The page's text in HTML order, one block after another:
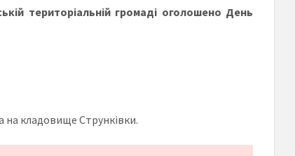
територіальній громаді оголошено День
на кладовище Струнківки.